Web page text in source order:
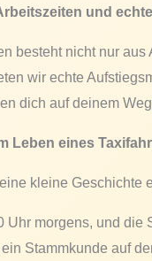
und
besteht nicht nur
wir echte
dich auf deinem
Leben eines
kleine Geschichte
Uhr morgens, und
ein Stammkunde auf